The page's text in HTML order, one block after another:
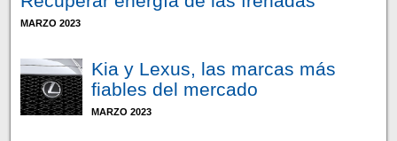
MARZO 2023
Kia y Lexus, las marcas más
fiables del mercado
MARZO 2023